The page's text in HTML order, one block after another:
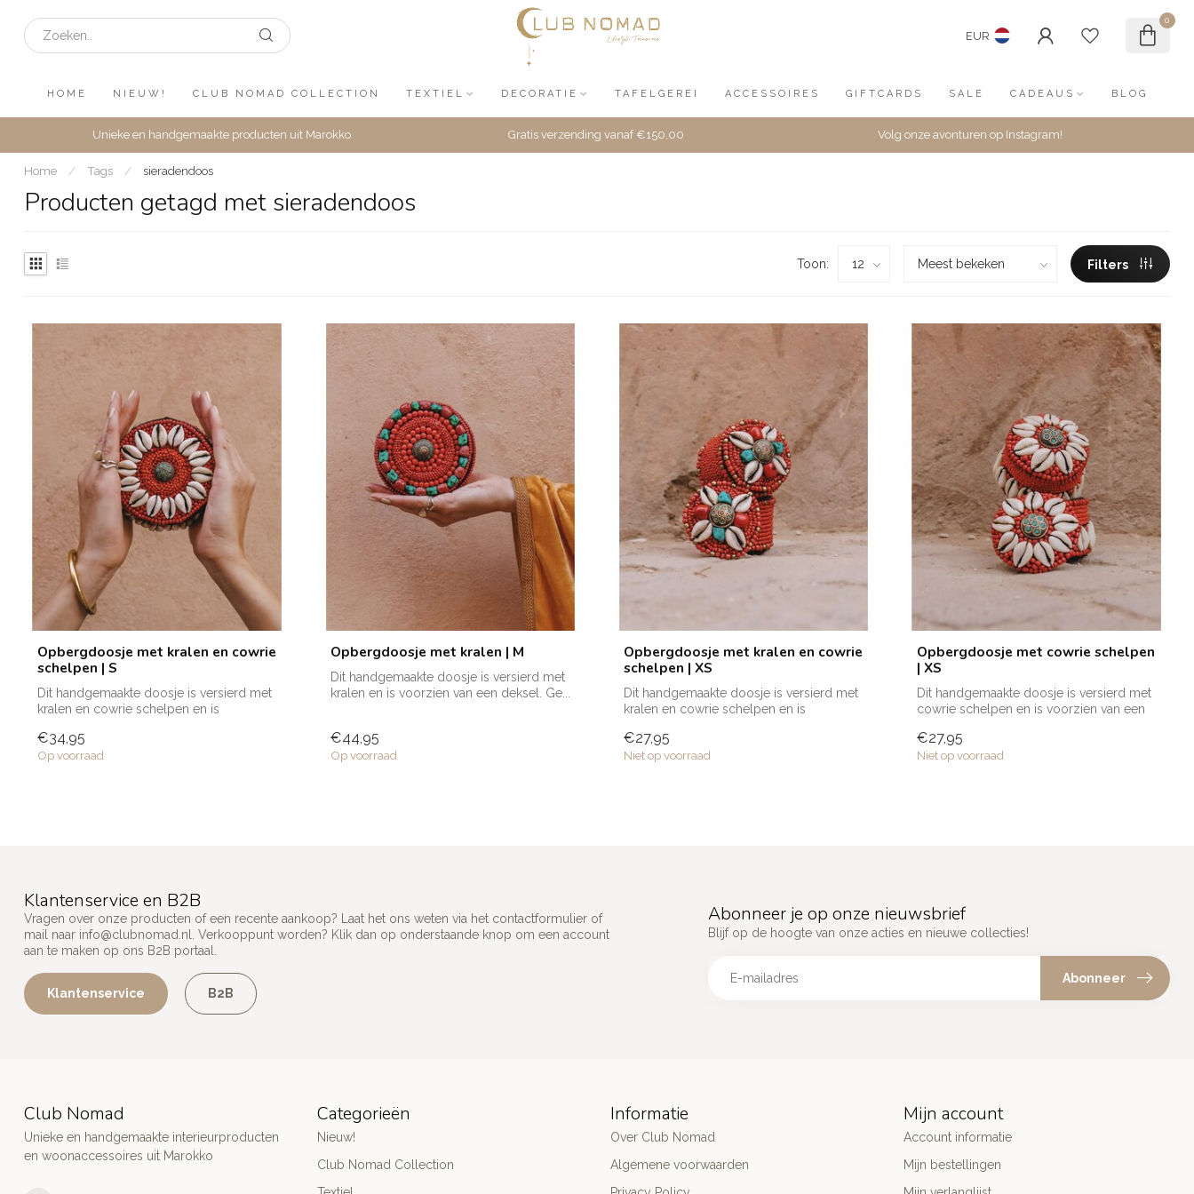
EUR
0
HOME NIEUW! CLUB NOMAD COLLECTION TEXTIEL DECORATIE TAFELGEREI ACCESSOIRES GIFTCARDS SALE CADEAUS BLOG
Unieke en handgemaakte producten uit Marokko Gratis verzending vanaf €150,00 Volg onze avonturen op Instagram!
Home / Tags / sieradendoos
Producten getagd met sieradendoos
Toon: Filters
Opbergdoosje met kralen en cowrie
schelpen | S
Dit handgemaakte doosje is versierd met
kralen en cowrie schelpen en is
€34,95
Op voorraad
Opbergdoosje met kralen | M
Dit handgemaakte doosje is versierd met
kralen en is voorzien van een deksel. Ge...
€44,95
Op voorraad
Opbergdoosje met kralen en cowrie
schelpen | XS
Dit handgemaakte doosje is versierd met
kralen en cowrie schelpen en is
€27,95
Niet op voorraad
Opbergdoosje met cowrie schelpen
| XS
Dit handgemaakte doosje is versierd met
cowrie schelpen en is voorzien van een
€27,95
Niet op voorraad
Klantenservice en B2B
Vragen over onze producten of een recente aankoop? Laat het ons weten via het contactformulier of
mail naar info@clubnomad.nl . Verkooppunt worden? Klik dan op onderstaande knop om een account
aan te maken op ons B2B portaal.
Klantenservice B2B
Abonneer je op onze nieuwsbrief
Blijf op de hoogte van onze acties en nieuwe collecties!
Abonneer
Club Nomad
Unieke en handgemaakte interieurproducten
en woonaccessoires uit Marokko
Categorieën
Nieuw!
Club Nomad Collection
Informatie
Over Club Nomad
Algemene voorwaarden
Mijn account
Account informatie
Mijn bestellingen